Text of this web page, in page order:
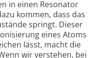
in einen Reso­nator
kommen, dass das
springt. Dieser
eines Atoms
lässt, macht die
wir ver­stehen, bei